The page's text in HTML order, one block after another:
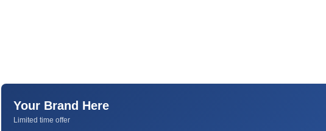
Your Brand Here
Limited time offer